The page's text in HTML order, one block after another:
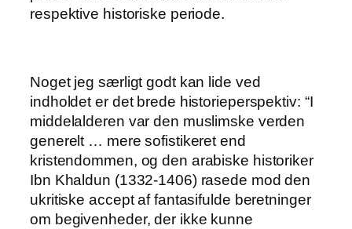
respektive historiske periode.
Noget jeg særligt godt kan lide ved
indholdet er det brede historieperspektiv: “I
middelalderen var den muslimske verden
generelt … mere sofistikeret end
kristendommen, og den arabiske historiker
Ibn Khaldun (1332-1406) rasede mod den
ukritiske accept af fantasifulde beretninger
om begivenheder, der ikke kunne